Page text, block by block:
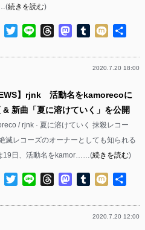
続きを読む)
Facebook
TwitterLine ThreadsMastodon
Tumblr
Mixi
2020.7.20 18:00
】rjnk 活動名をkamorecoに
& 新曲「夏に溶けていく」を公開
/ rjnk · 夏に溶けていく 抹殺レコー
滅レコーズのオーナーとしても知られる
19日、活動名をkamor……(続きを読む)
Facebook
TwitterLine ThreadsMastodon
Tumblr
Mixi
2020.7.20 12:00